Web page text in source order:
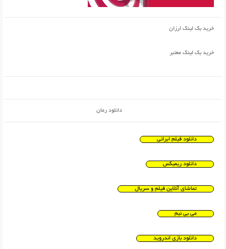
خرید بک لینک ارزان
خرید بک لینک معتبر
دانلود رمان
دانلود فیلم ایرانی
دانلود ریمیکس
تماشای آنلاین فیلم و سریال
می بی نیم
دانلود بازی اندروید